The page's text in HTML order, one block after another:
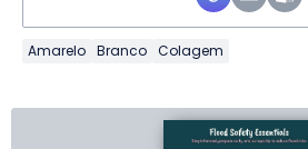
Amarelo Branco Colagem